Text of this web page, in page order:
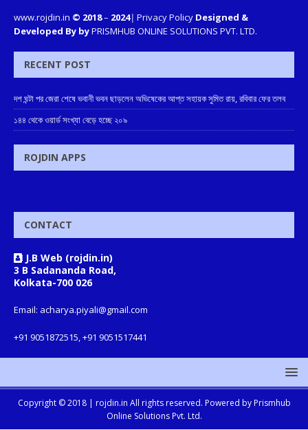
www.rojdin.in © 2018– 2024| Privacy Policy Designed &
Developed By byPRISMHUB ONLINE SOLUTIONS PVT. LTD.
RECENT POST
দশ ঘন্টা পর জেরা শেষে ভবানী ভবন ছাড়লেন অভিষেকের আপ্ত সহায়ক সুমিত রায়, রবিবার ফের তলব
১৪৪ থেকে ওয়ার্ড সংখ্যা বেড়ে হচ্ছে ২০৯
ROJDIN APPS
CONTACT
J.B Web (rojdin.in)
3 B Sadananda Road,
Kolkata-700 026
Email: acharya.piyali@gmail.com
+91 9051872515, +91 9051517441
Copyright © 2018 | rojdin.in All rights reserved. Powered by Prismhub
Online Solutions Pvt. Ltd.